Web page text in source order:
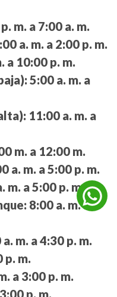
m. a 7:00 a. m.
a. m. a 2:00 p. m.
a 10:00 p. m.
5:00 a. m. a
11:00 a. m. a
m. a 12:00 m.
a. m. a 5:00 p. m.
m. a 5:00 p. m.
8:00 a. m. a
m. a 4:30 p. m.
p. m.
a 3:00 p. m.
p. m.